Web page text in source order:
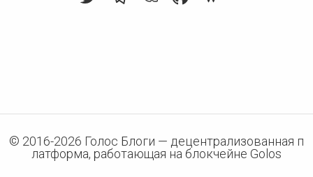
© 2016-2026 Голос Блоги — децентрализованная п
латформа, работающая на блокчейне Golos